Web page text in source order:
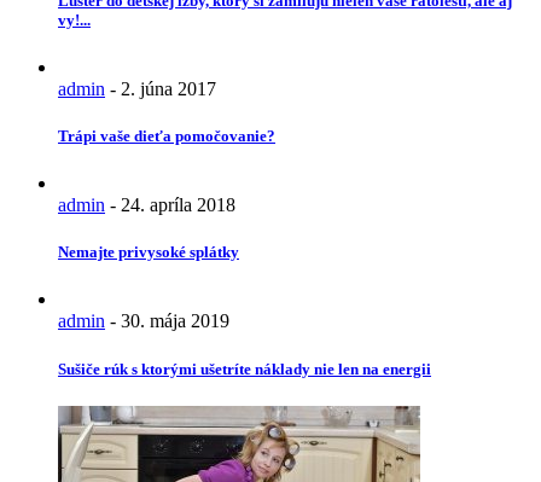
vy!...
admin - 2. júna 2017
Trápi vaše dieťa pomočovanie?
admin - 24. apríla 2018
Nemajte privysoké splátky
admin - 30. mája 2019
Sušiče rúk s ktorými ušetríte náklady nie len na energii